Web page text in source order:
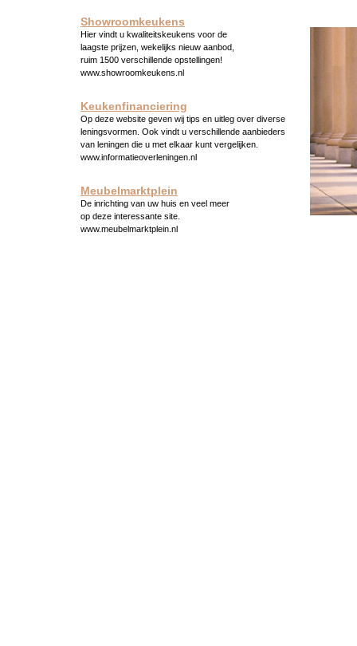
Showroomkeukens
Hier vindt u kwaliteitskeukens voor de
laagste prijzen, wekelijks nieuw aanbod,
ruim 1500 verschillende opstellingen!
www.showroomkeukens.nl
Keukenfinanciering
Op deze website geven wij tips en uitleg over diverse
leningsvormen. Ook vindt u verschillende aanbieders
van leningen die u met elkaar kunt vergelijken.
www.informatieoverleningen.nl
Meubelmarktplein
De inrichting van uw huis en veel meer
op deze interessante site.
www.meubelmarktplein.nl